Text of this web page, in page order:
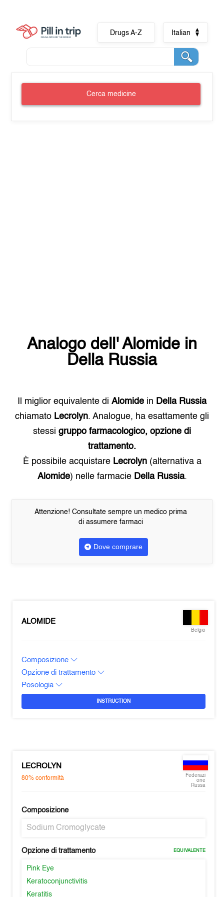
Drugs A-Z Italian
Cerca medicine
Analogo dell'Alomide in
Della Russia
Il miglior equivalente di Alomide in Della Russia
chiamato Lecrolyn. Analogue, ha esattamente gli
stessi gruppo farmacologico, opzione di
trattamento.
È possibile acquistare Lecrolyn(alternativa a
Alomide) nelle farmacie Della Russia.
Attenzione! Consultate sempre un medico prima
di assumere farmaci
Dove comprare
ALOMIDE
Belgio
Composizione
Opzione di trattamento
Posologia
INSTRUCTION
LECROLYN
80%conformità
Federazi
one
Russa
Composizione
Sodium Cromoglycate
Opzione di trattamento EQUIVALENTE
Pink Eye
Keratoconjunctivitis
Keratitis